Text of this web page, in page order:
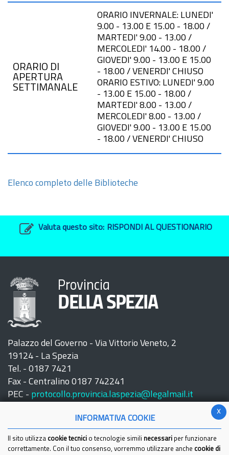
ORARIO DI
APERTURA
SETTIMANALE
ORARIO INVERNALE: LUNEDI'
9.00 - 13.00 E 15.00 - 18.00 /
MARTEDI' 9.00 - 13.00 /
MERCOLEDI' 14.00 - 18.00 /
GIOVEDI' 9.00 - 13.00 E 15.00
- 18.00 / VENERDI' CHIUSO
ORARIO ESTIVO: LUNEDI' 9.00
- 13.00 E 15.00 - 18.00 /
MARTEDI' 8.00 - 13.00 /
MERCOLEDI' 8.00 - 13.00 /
GIOVEDI' 9.00 - 13.00 E 15.00
- 18.00 / VENERDI' CHIUSO
Elenco completo delle Biblioteche
Valuta questo sito: RISPONDI AL QUESTIONARIO
Provincia
DELLA SPEZIA
Palazzo del Governo - Via Vittorio Veneto, 2
19124 - La Spezia
Tel. - 0187 7421
Fax - Centralino 0187 742241
PEC - protocollo.provincia.laspezia@legalmail.it
x
INFORMATIVA COOKIE
Il sito utilizza cookie tecnici o tecnologie simili necessari per funzionare
correttamente. Con il tuo consenso, vorremmo utilizzare anche cookie di